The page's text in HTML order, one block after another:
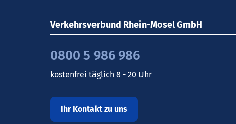
Verkehrsverbund Rhein-Mosel GmbH
0800 5 986 986
kostenfrei täglich 8 - 20 Uhr
Ihr Kontakt zu uns